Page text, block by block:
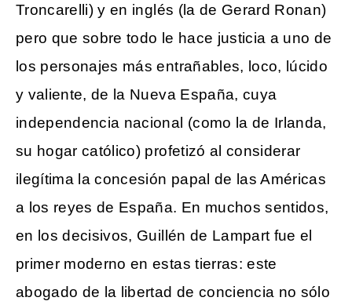
Troncarelli) y en inglés (la de Gerard Ronan)
pero que sobre todo le hace justicia a uno de
los personajes más entrañables, loco, lúcido
y valiente, de la Nueva España, cuya
independencia nacional (como la de Irlanda,
su hogar católico) profetizó al considerar
ilegítima la concesión papal de las Américas
a los reyes de España. En muchos sentidos,
en los decisivos, Guillén de Lampart fue el
primer moderno en estas tierras: este
abogado de la libertad de conciencia no sólo